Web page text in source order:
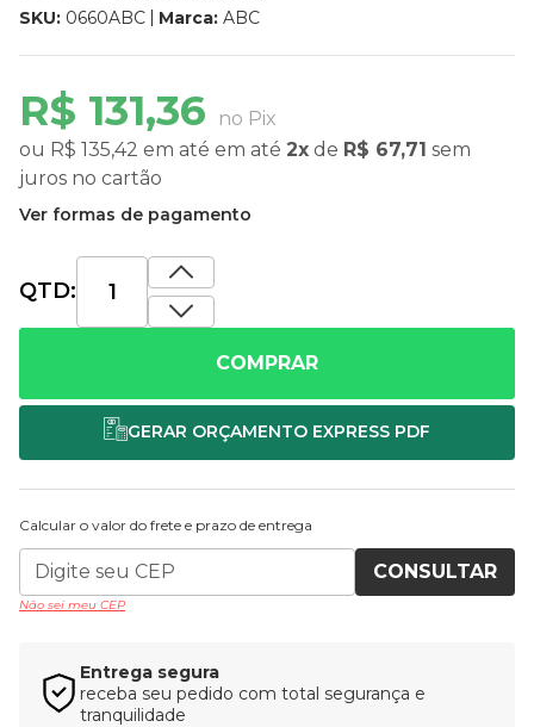
SKU: 0660ABC Marca: ABC
R$ 131,36
no Pix
ou R$ 135,42 em até em até 2x de R$ 67,71 sem
juros no cartão
Ver formas de pagamento
QTD:
COMPRAR
Calcular o valor do frete e prazo de entrega
CONSULTAR
Não sei meu CEP
Entrega segura
receba seu pedido com total segurança e
tranquilidade